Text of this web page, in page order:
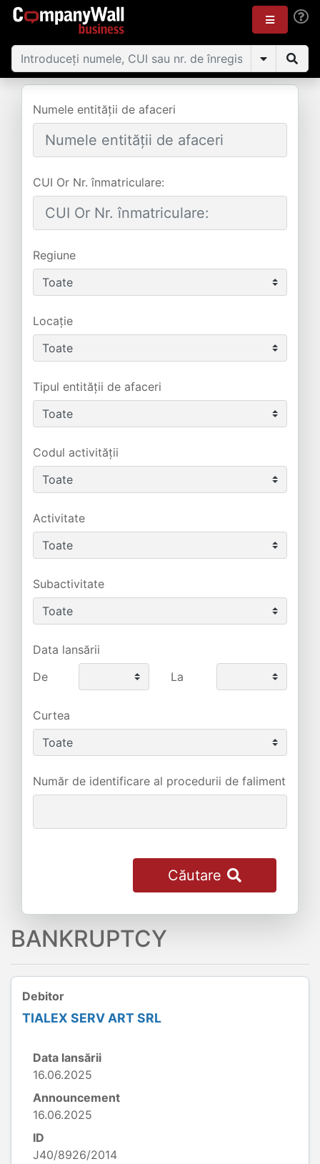
Numele entității de afaceri
CUI Or Nr. înmatriculare:
Regiune
Locație
Tipul entității de afaceri
Codul activității
Activitate
Subactivitate
Data lansării
De
La
Curtea
Număr de identificare al procedurii de faliment
Căutare
BANKRUPTCY
Debitor
TIALEX SERV ART SRL
Data lansării
16.06.2025
Announcement
16.06.2025
ID
J40/8926/2014